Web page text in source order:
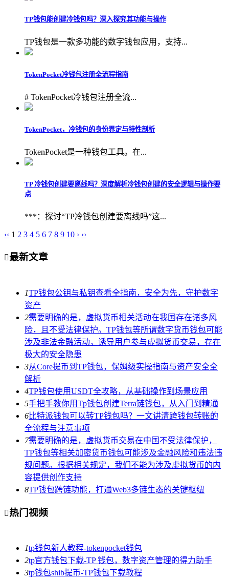
TP钱包能创建冷钱包吗？深入探究其功能与操作
TP钱包是一款多功能的数字钱包应用，支持...
TokenPocket冷钱包注册全流程指南
# TokenPocket冷钱包注册全流...
TokenPocket，冷钱包的身份界定与特性剖析
TokenPocket是一种钱包工具。在...
TP 冷钱包创建要离线吗？深度解析冷钱包创建的安全逻辑与操作要
点
***：探讨“TP冷钱包创建要离线吗”这...
‹‹ 1 2 3 4 5 6 7 8 9 10 › ››
最新文章
1TP钱包公钥与私钥查看全指南，安全为先，守护数字
资产
2需要明确的是，虚拟货币相关活动在我国存在诸多风
险，且不受法律保护。TP钱包等所谓数字货币钱包可能
涉及非法金融活动，诱导用户参与虚拟货币交易，存在
极大的安全隐患
3从Core提币到TP钱包，保姆级实操指南与资产安全全
解析
4TP钱包使用USDT全攻略，从基础操作到场景应用
5手把手教你用Tp钱包创建Terra链钱包，从入门到精通
6比特派钱包可以转TP钱包吗？一文讲清跨钱包转账的
全流程与注意事项
7需要明确的是，虚拟货币交易在中国不受法律保护，
TP钱包等相关加密货币钱包可能涉及金融风险和违法违
规问题。根据相关规定，我们不能为涉及虚拟货币的内
容提供创作支持
8TP钱包跨链功能，打通Web3多链生态的关键枢纽
热门视频
1tp钱包新人教程-tokenpocket钱包
2tp官方钱包下载-TP 钱包，数字资产管理的得力助手
3tp钱包shib提币-TP钱包下载教程